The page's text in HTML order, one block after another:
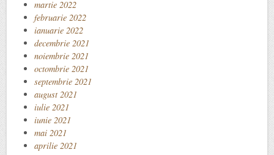
martie 2022
februarie 2022
ianuarie 2022
decembrie 2021
noiembrie 2021
octombrie 2021
septembrie 2021
august 2021
iulie 2021
iunie 2021
mai 2021
aprilie 2021